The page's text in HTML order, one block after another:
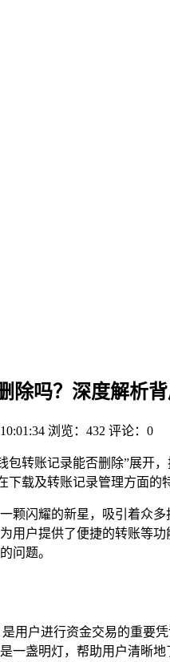
除吗？深度解析
浏览：432 评论：0
包转账记录能否删除”展开
载及转账记录管理方面
颗闪耀的新星，吸引着众
用户提供了便捷的转账等
问题。
用户进行资金交易的重要
一盏明灯，帮助用户清晰